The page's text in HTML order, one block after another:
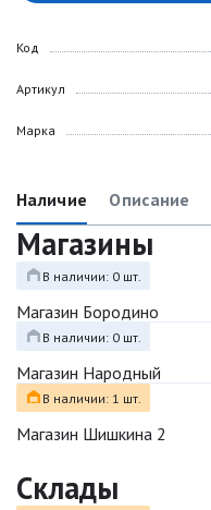
Код
Артикул
Марка
Наличие Описание
Магазины
В наличии: 0 шт.
Магазин Бородино
В наличии: 0 шт.
Магазин Народный
В наличии: 1 шт.
Магазин Шишкина 2
Склады